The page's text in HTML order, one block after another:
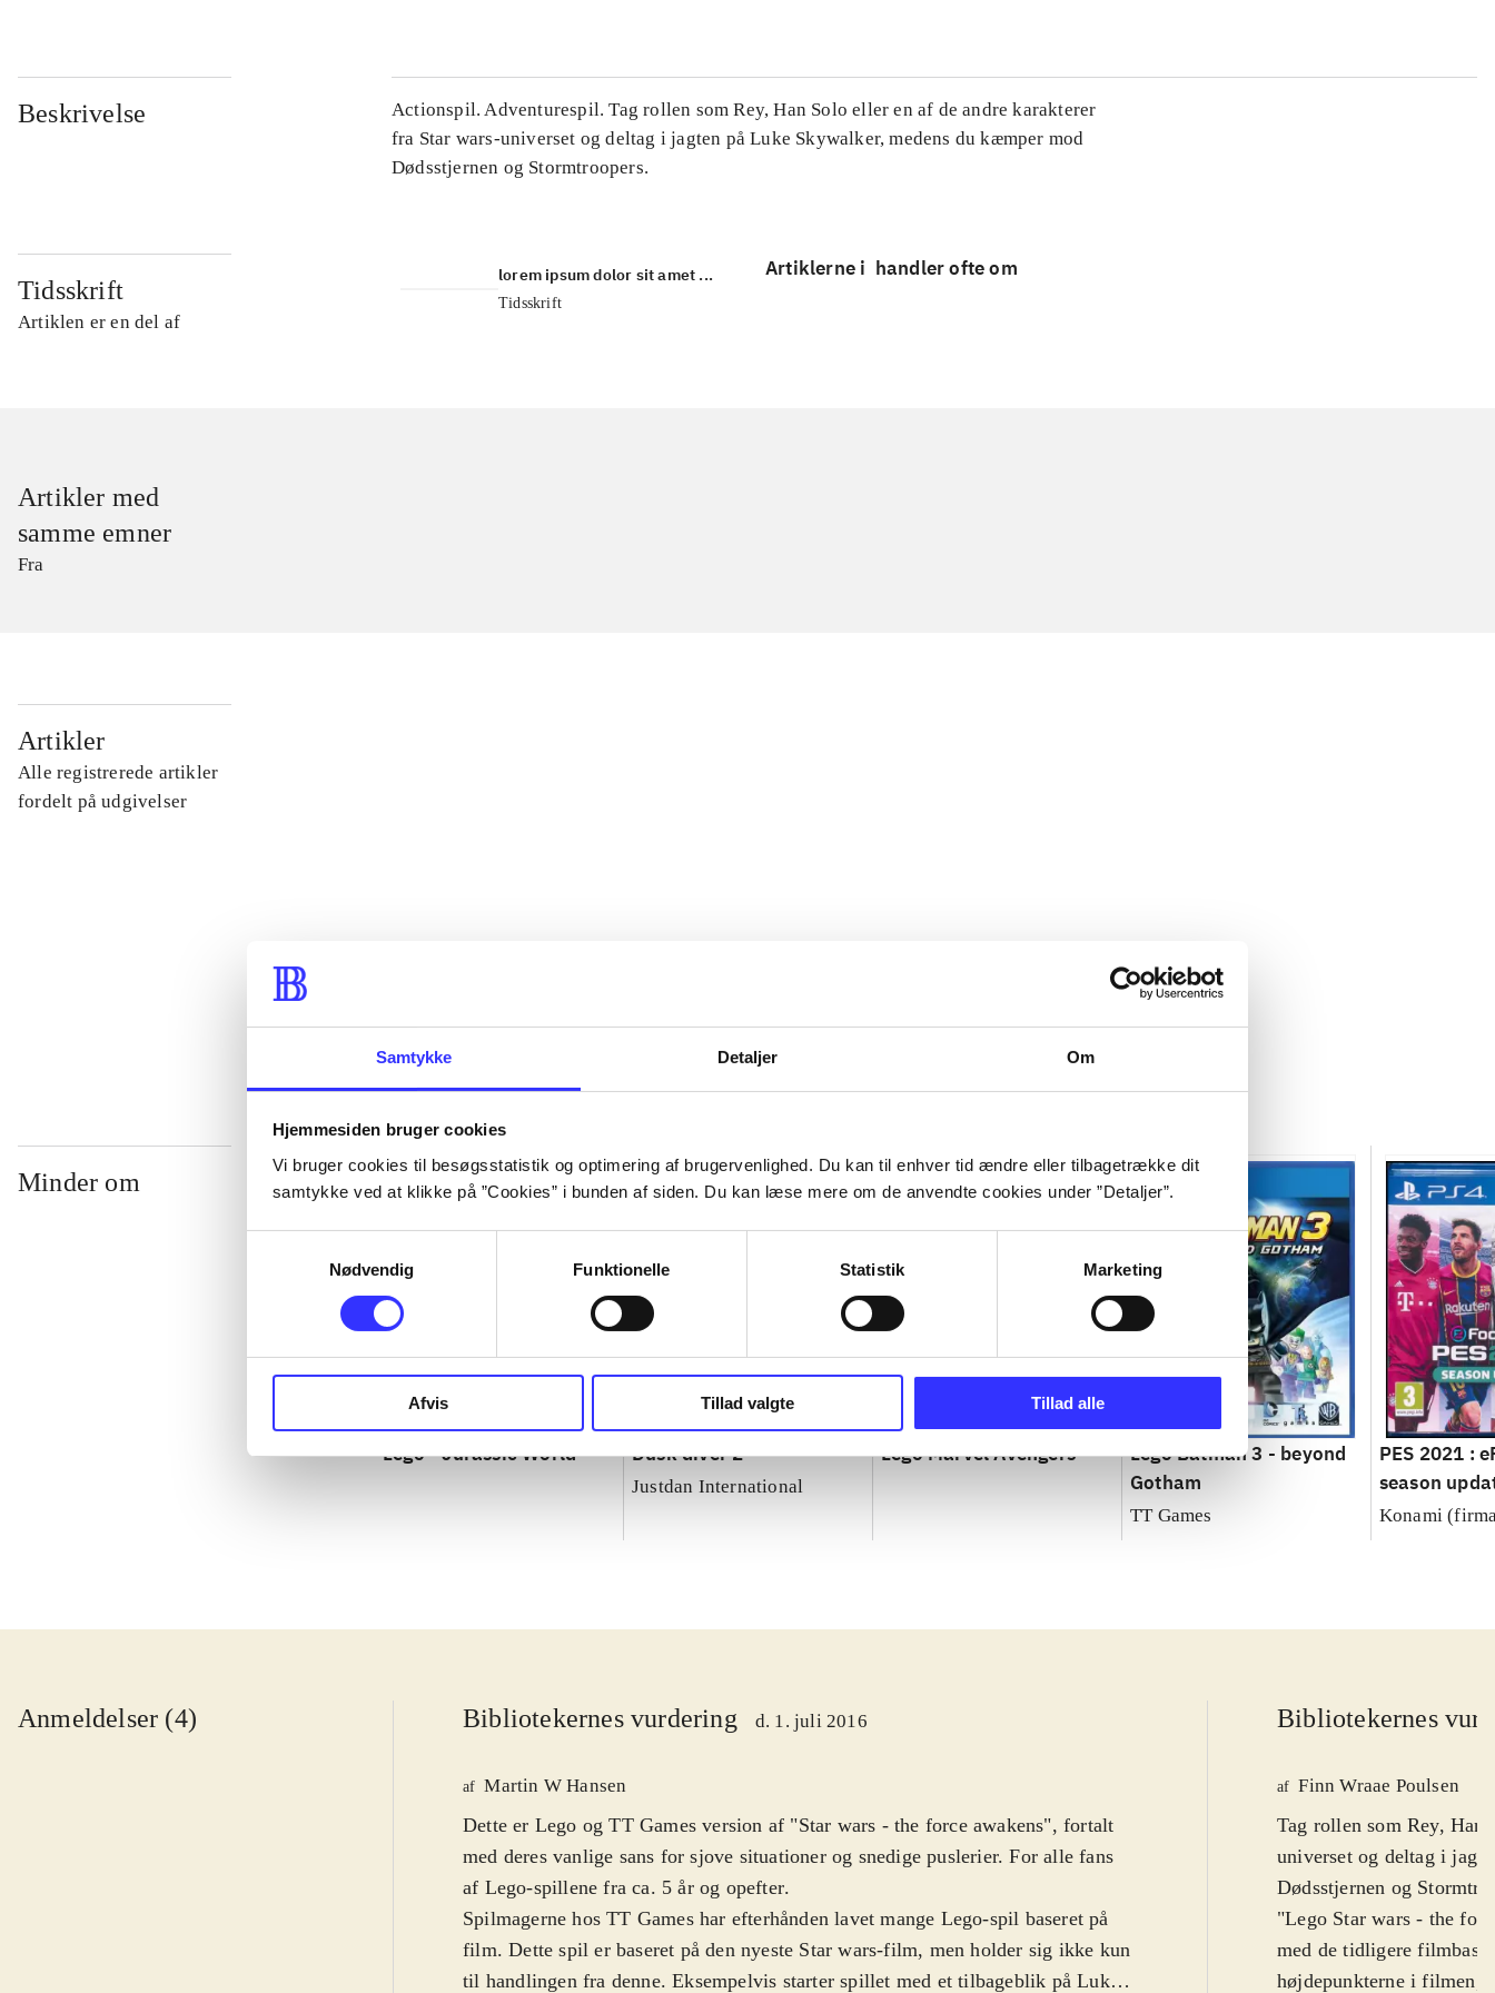
Samtykke Detaljer Om
Hjemmesiden bruger cookies
Vi bruger cookies til besøgsstatistik og optimering af brugervenlighed. Du kan til enhver tid ændre eller tilbagetrække dit
samtykke ved at klikke på ”Cookies” i bunden af siden. Du kan læse mere om de anvendte cookies under ”Detaljer”.
Nødvendig
Funktionelle Statistik Marketing
Afvis Tillad valgte Tillad alle
Beskrivelse
Actionspil. Adventurespil. Tag rollen som Rey, Han Solo eller en af de andre karakterer
fra Star wars-universet og deltag i jagten på Luke Skywalker, medens du kæmper mod
Dødsstjernen og Stormtroopers.
Tidsskrift
Artiklen er en del af
lorem ipsum dolor sit amet ...
Tidsskrift
Artiklerne i handler ofte om
Artikler med
samme emner
Fra
Artikler
Alle registrerede artikler
fordelt på udgivelser
Minder om
Lego - Jurassic World Dusk diver 2
Justdan International
Lego Marvel Avengers
Lego Batman 3 - beyond
Gotham
TT Games
PES 2021 :
season
Konami
Anmeldelser (4) Bibliotekernes vurdering d. 1. juli 2016
af Martin W Hansen
Dette er Lego og TT Games version af "Star wars - the force awakens", fortalt
med deres vanlige sans for sjove situationer og snedige puslerier. For alle fans
af Lego-spillene fra ca. 5 år og opefter.
Spilmagerne hos TT Games har efterhånden lavet mange Lego-spil baseret på
film. Dette spil er baseret på den nyeste Star wars-film, men holder sig ikke kun
til handlingen fra denne. Eksempelvis starter spillet med et tilbageblik på Luke
Bibliotekernes
af Finn Wraae Poulsen
Tag rollen som Rey, Han Solo eller en af de andre karakterer fra Star wars-
universet og deltag i
Dødsstjernen og
"Lego Star wars - the
med de tidligere
højdepunkterne i filmen,